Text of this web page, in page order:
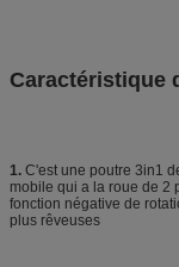
Caractéristique
1. C'est une poutre 3in1
mobile qui a la roue de 2
fonction négative de
plus rêveuses